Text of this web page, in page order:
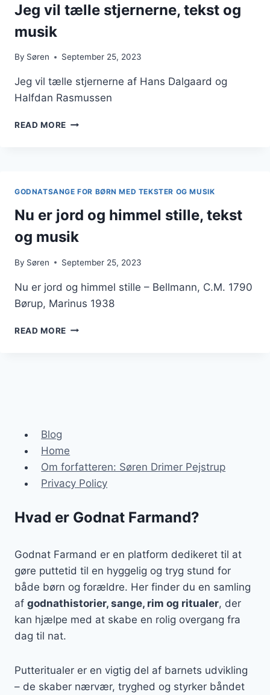
REJES
GODNATSANG
Jeg vil tælle stjernerne, tekst og
musik
By Søren September 25, 2023
Jeg vil tælle stjernerne af Hans Dalgaard og
Halfdan Rasmussen
READ MORE JEG
GODNATSANGE FOR BØRN MED TEKSTER OG MUSIK
Nu er jord og himmel stille, tekst
og musik
By Søren September 25, 2023
Nu er jord og himmel stille – Bellmann, C.M. 1790
Børup, Marinus 1938
READ MORE NU
Blog
Home
Om forfatteren: Søren Drimer Pejstrup
Privacy Policy
Hvad er Godnat Farmand?
Godnat Farmand er en platform dedikeret til at
gøre puttetid til en hyggelig og tryg stund for
både børn og forældre. Her finder du en samling
af godnathistorier, sange, rim og ritualer, der
kan hjælpe med at skabe en rolig overgang fra
dag til nat.
Putteritualer er en vigtig del af barnets udvikling
– de skaber nærvær, tryghed og styrker båndet